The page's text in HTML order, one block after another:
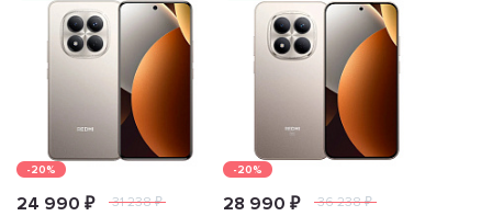
-20%
24 990 ₽ 31 238 ₽
-20%
28 990 ₽ 36 238 ₽